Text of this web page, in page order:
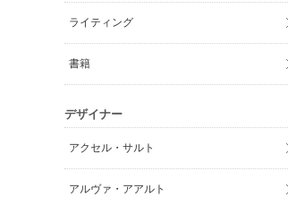
ライティング
書籍
デザイナー
アクセル・サルト
アルヴァ・アアルト